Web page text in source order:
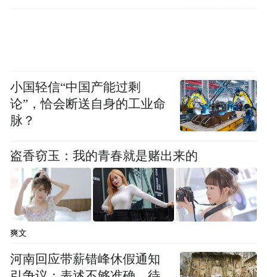
单项业务、单个场景的探索突破；二是在延
伸场景方面，“四港”联动场景建设缺乏更为
深入的协同和融合，导致“智慧”联动效果不
佳，对各港口之间转运的参与者而言，缺少
一站式的“智慧体验”；三是在大通关建设方
面，由于当前的仍然处于港口、城市、企
业、监管机构等各个参与方事实上的“各自为
战”状态，“智慧链”没有实现闭环，导致“智
慧动能”不足。
小国轻信“中国产能过剩
论”，恰会断送自身的工业命
脉？
盗香窃玉：我的青春就是赌出来的
爽文
河南回应带薪错峰休假通知